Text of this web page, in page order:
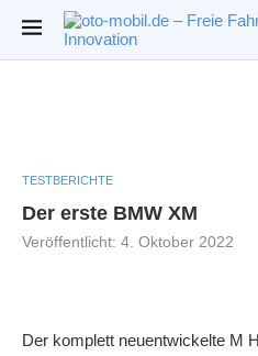
TESTBERICHTE
Der erste BMW XM
Veröffentlicht: 4. Oktober 2022
Der komplett neuentwickelte M